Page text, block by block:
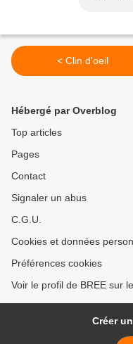
< Clin d'oeil
Hébergé par Overblog
Top articles
Pages
Contact
Signaler un abus
C.G.U.
Cookies et données
Préférences cookies
Voir le profil de BREE sur
Créer